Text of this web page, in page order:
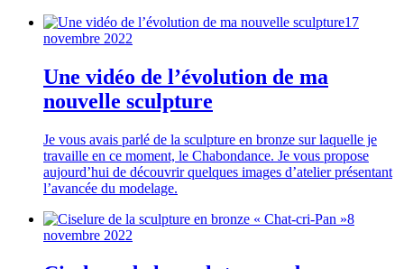
17
novembre 2022
Une vidéo de l’évolution de ma
nouvelle sculpture
Je vous avais parlé de la sculpture en bronze sur laquelle je
travaille en ce moment, le Chabondance. Je vous propose
aujourd’hui de découvrir quelques images d’atelier présentant
l’avancée du modelage.
8
novembre 2022